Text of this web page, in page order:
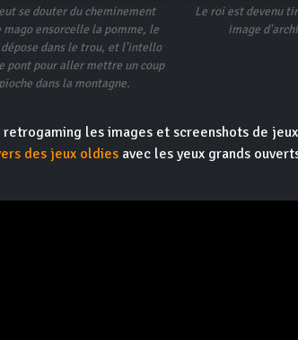
se douter du cheminement
mago ensorcelle la pomme, le
dans le trou, et l'intello
pont pour aller mettre un coup
dans la montagne.
Le roi est devenu
image
les images et screenshots de
des jeux oldies avec les yeux grands